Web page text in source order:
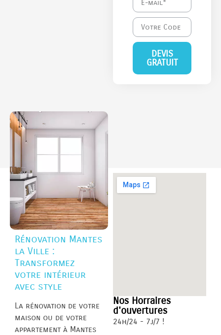
DEVIS
GRATUIT
Rénovation Mantes
la Ville :
Transformez
votre intérieur
avec style
La rénovation de votre
maison ou de votre
appartement à Mantes
Nos Horraires
d'ouvertures
24h/24 - 7j/7 !